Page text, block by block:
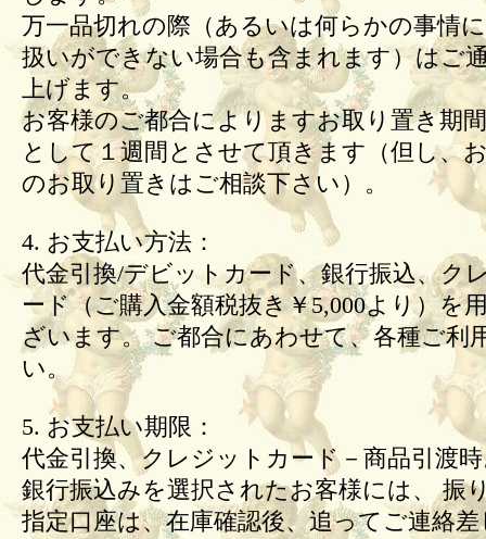
万一品切れの際（あるいは何らかの事情
扱いができない場合も含まれます）はご
上げます。
お客様のご都合によりますお取り置き期
として１週間とさせて頂きます（但し、
のお取り置きはご相談下さい）。
4. お支払い方法：
代金引換/デビットカード、銀行振込、ク
ード（ご購入金額税抜き￥5,000より）を
ざいます。 ご都合にあわせて、各種ご利
い。
5. お支払い期限：
代金引換、クレジットカード－商品引渡
銀行振込みを選択されたお客様には、 振
指定口座は、在庫確認後、追ってご連絡